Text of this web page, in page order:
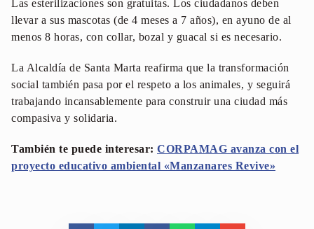
Las esterilizaciones son gratuitas. Los ciudadanos deben
llevar a sus mascotas (de 4 meses a 7 años), en ayuno de al
menos 8 horas, con collar, bozal y guacal si es necesario.
La Alcaldía de Santa Marta reafirma que la transformación
social también pasa por el respeto a los animales, y seguirá
trabajando incansablemente para construir una ciudad más
compasiva y solidaria.
También te puede interesar: CORPAMAG avanza con el
proyecto educativo ambiental «Manzanares Revive»